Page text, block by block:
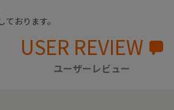
おります。
USER REVIEW
ユーザーレビュー